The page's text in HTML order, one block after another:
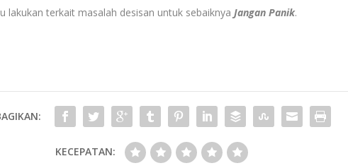
lakukan terkait masalah desisan untuk sebaiknya Jangan Panik.
KECEPATAN: